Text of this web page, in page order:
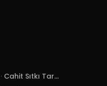
· Cahit Sıtkı Tar...